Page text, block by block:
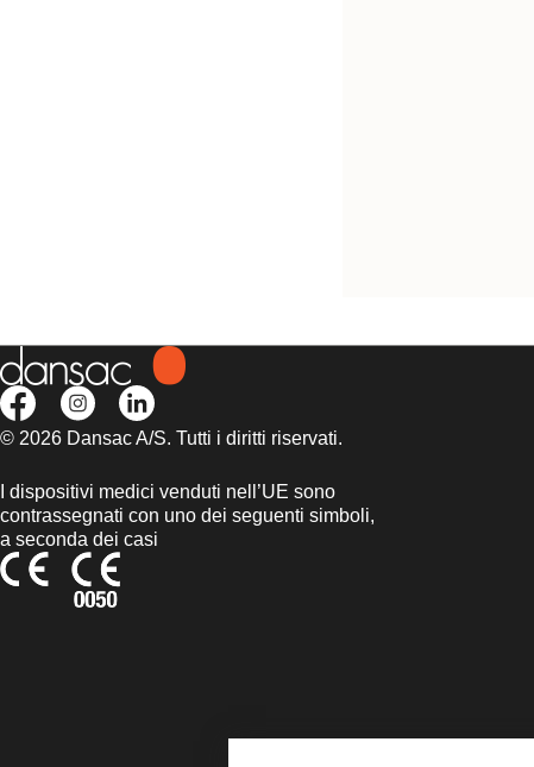
© 2026 Dansac A/S. Tutti i diritti riservati.
I dispositivi medici venduti nell’UE sono
contrassegnati con uno dei seguenti simboli,
a seconda dei casi